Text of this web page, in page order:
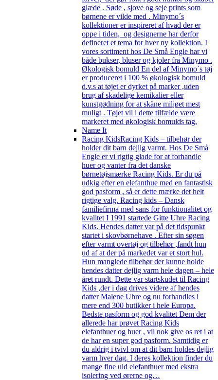
glæde . Søde , sjove og seje prints som
børnene er vilde med . Minymo´s
kollektioner er inspireret af hvad der er
oppe i tiden, og designerne har derfor
defineret et tema for hver ny kollektion. I
vores sortiment hos De Små Engle har vi
både bukser, bluser og kjoler fra Minymo .
Økologisk bomuld En del af Minymo´s tøj
er produceret i 100 % økologisk bomuld
d.v.s at tøjet er dyrket på marker ,uden
brug af skadelige kemikalier eller
kunstgødning for at skåne miljøet mest
muligt . Tøjet vil i dette tilfælde være
markeret med økologisk bomulds tag.
Name It
Racing KidsRacing Kids – tilbehør der
holder dit barn dejlig varmt. Hos De Små
Engle er vi rigtig glade for at forhandle
huer og vanter fra det danske
børnetøjsmærke Racing Kids. Er du på
udkig efter en elefanthue med en fantastisk
god pasform , så er dette mærke det helt
rigtige valg. Racing kids – Dansk
familiefirma med sans for funktionalitet og
kvalitet I 1991 startede Gitte Uhre Racing
Kids. Hendes datter var på det tidspunkt
startet i skovbørnehave . Efter sin søgen
efter varmt overtøj og tilbehør ,fandt hun
ud af at der på markedet var et stort hul.
Hun manglede tilbehør der kunne holde
hendes datter dejlig varm hele dagen – hele
året rundt. Dette var startskudet til Racing
Kids ,der i dag drives videre af hendes
datter Malene Uhre og nu forhandles i
mere end 300 butikker i hele Europa.
Bedste pasform og god kvalitet Dem der
allerede har prøvet Racing Kids
elefanthuer og huer , vil nok give os ret i at
de har en super god pasform. Samtidig er
du aldrig i tvivl om at dit barn holdes dejlig
varm hver dag. I deres kollektion finder du
mange fine uld elefanthuer med ekstra
isolering ved ørerne og…